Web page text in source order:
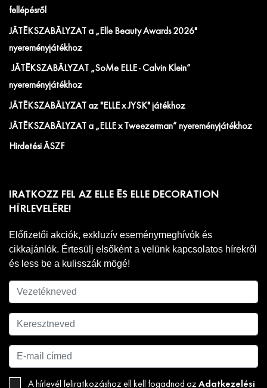
fellépésről
JÁTÉKSZABÁLYZAT a „Elle Beauty Awards 2026"
nyereményjátékhoz
JÁTÉKSZABÁLYZAT „SoMe ELLE - Calvin Klein”
nyereményjátékhoz
JÁTÉKSZABÁLYZAT az "ELLE x JYSK" játékhoz
JÁTÉKSZABÁLYZAT a „ELLE x Tweezerman” nyereményjátékhoz
Hirdetési ÁSZF
IRATKOZZ FEL AZ ELLE ÉS ELLE DECORATION
HÍRLEVELÉRE!
Előfizetői akciók, exkluzív eseménymeghívók és
cikkajánlók. Értesülj elsőként a velünk kapcsolatos hírekről
és less be a kulisszák mögé!
A hírlevél feliratkozáshoz ell kell fogadnod az Adatkezelési